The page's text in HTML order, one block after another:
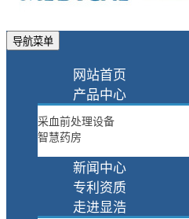
导航菜单
网站首页
产品中心
采血前处理设备
智慧药房
新闻中心
专利资质
走进显浩